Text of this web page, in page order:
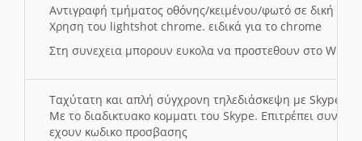
Αντιγραφή τμήματος οθόνης/κειμένου/φωτό σε δική
Χρηση του lightshot chrome. ειδικά για το chrome
Στη συνεχεια μπορουν ευκολα να προστεθουν στο Word
Ταχύτατη και απλή σύγχρονη τηλεδιάσκεψη με Skype
Με το διαδικτυακο κομματι του Skype. Επιτρέπει
εχουν κωδικο προσβασης